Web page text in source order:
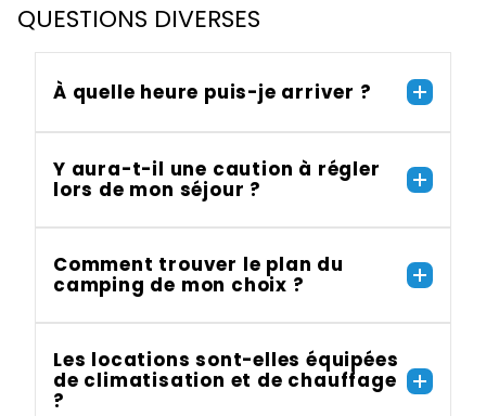
QUESTIONS DIVERSES
À quelle heure puis-je arriver ?
Y aura-t-il une caution à régler
lors de mon séjour ?
Comment trouver le plan du
camping de mon choix ?
Les locations sont-elles équipées
de climatisation et de chauffage
?